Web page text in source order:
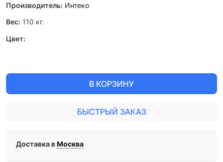
Производитель: Интеко
Вес: 110 кг.
Цвет:
В КОРЗИНУ
БЫСТРЫЙ ЗАКАЗ
Доставка вМосква